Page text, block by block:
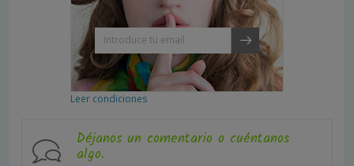
Leer condiciones
Déjanos un comentario o cuéntanos
algo.